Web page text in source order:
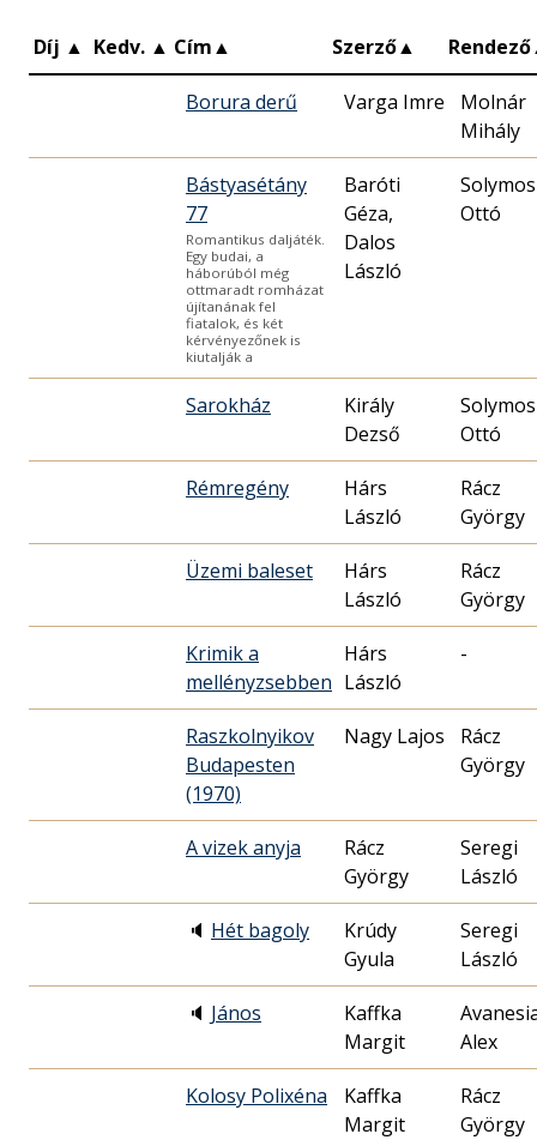
Díj ▲ Kedv. ▲ Cím▲ Szerző▲ Rendező
Borura derű Varga Imre
Molnár
Mihály
Bástyasétány
77
Romantikus daljáték.
Egy budai, a
háborúból még
ottmaradt romházat
újítanának fel
fiatalok, és két
kérvényezőnek is
kiutalják a
Baróti
Géza,
Dalos
László
Ottó
Sarokház
Király
Dezső
Ottó
Rémregény
Hárs
László
Rácz
György
Üzemi baleset
Hárs
László
Rácz
György
Krimik a
mellényzsebben
Hárs
László
-
Raszkolnyikov
Budapesten
(1970)
Nagy Lajos
Rácz
György
A vizek anyja
Rácz
György
Seregi
László
🔈 Hét bagoly
Krúdy
Gyula
Seregi
László
🔈 János
Kaffka
Margit
Alex
Kolosy Polixéna
Kaffka
Margit
Rácz
György